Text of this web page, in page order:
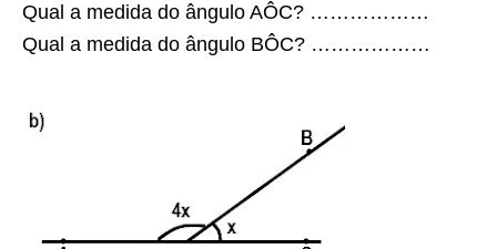
Qual a medida do ângulo AÔC? ………………
Qual a medida do ângulo BÔC? ………………